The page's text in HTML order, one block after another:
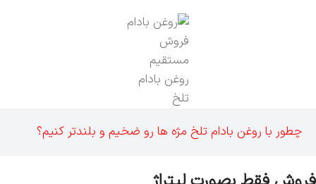
فروش
مستقیم
روغن بادام
تلخ
چطور با روغن بادام تلخ مژه ها رو ضخیم و بلندتر کنیم؟